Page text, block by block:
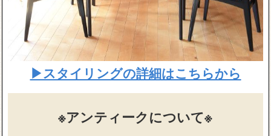
▶スタイリングの詳細はこちらから
※アンティークについて※